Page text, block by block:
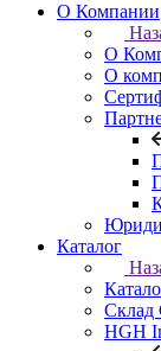
О Компании
О
О
Каталог
Cклад
HGH